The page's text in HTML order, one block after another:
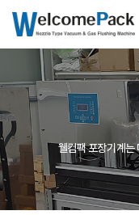
웰컴팩 포장기계는